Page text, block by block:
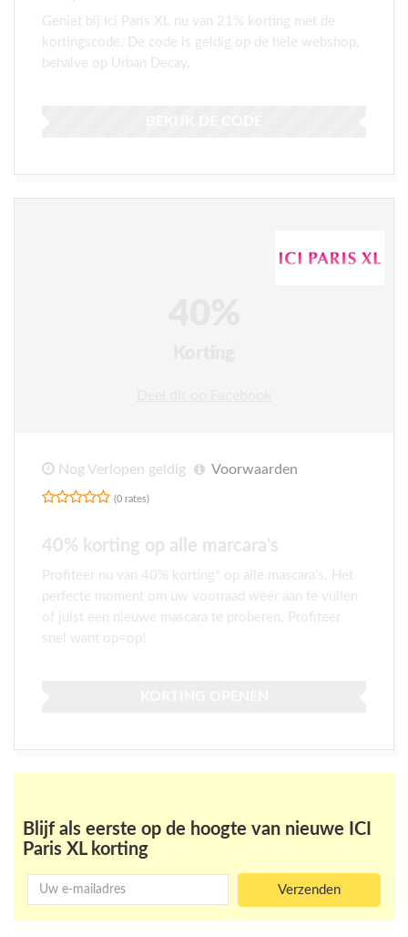
Geniet bij Ici Paris XL nu van 21% korting met de
kortingscode. De code is geldig op de hele webshop,
behalve op Urban Decay.
Nog Verlopen geldig Voorwaarden
(0 rates)
40% korting op alle marcara’s
Profiteer nu van 40% korting* op alle mascara’s. Het
perfecte moment om uw voorraad weer aan te vullen
of juist een nieuwe mascara te proberen. Profiteer
snel want op=op!
Blijf als eerste op de hoogte van nieuwe ICI
Paris XL korting